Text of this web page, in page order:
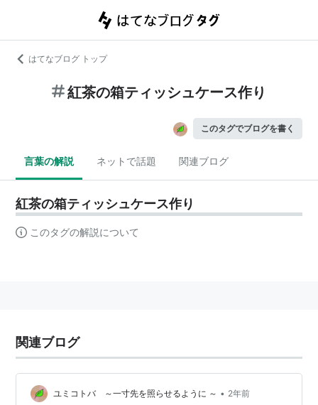
はてなブログ トップ
紅茶の箱ティッシュケース作り
このタグでブログを書く
言葉の解説 ネットで話題 関連ブログ
紅茶の箱ティッシュケース作り
このタグの解説について
関連ブログ
ユミコトバ ～一寸先を照らせるように ～ • 2年前